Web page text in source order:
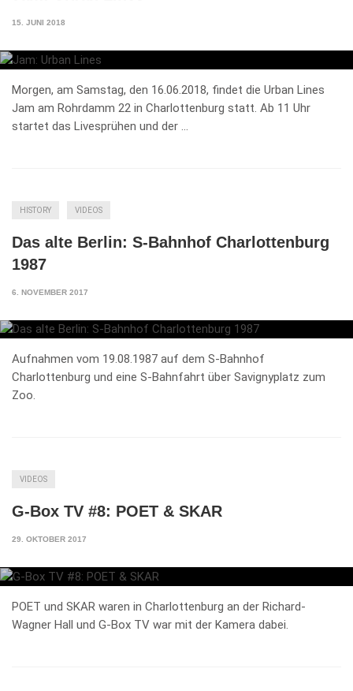
15. JUNI 2018
Morgen, am Samstag, den 16.06.2018, findet die Urban Lines
Jam am Rohrdamm 22 in Charlottenburg statt. Ab 11 Uhr
startet das Livesprühen und der …
HISTORY VIDEOS
Das alte Berlin: S-Bahnhof Charlottenburg
1987
6. NOVEMBER 2017
Aufnahmen vom 19.08.1987 auf dem S-Bahnhof
Charlottenburg und eine S-Bahnfahrt über Savignyplatz zum
Zoo.
VIDEOS
G-Box TV #8: POET & SKAR
29. OKTOBER 2017
POET und SKAR waren in Charlottenburg an der Richard-
Wagner Hall und G-Box TV war mit der Kamera dabei.